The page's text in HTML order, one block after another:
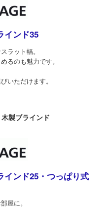
インド35
ラット幅。
るのも魅力です。
いただけます。
木製ブラインド
インド25・つっぱり式
屋に。